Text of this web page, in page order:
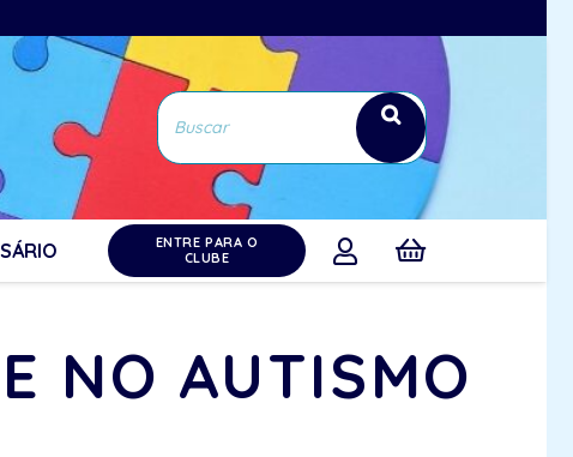
ENTRE PARA O
CLUBE
NO AUTISMO